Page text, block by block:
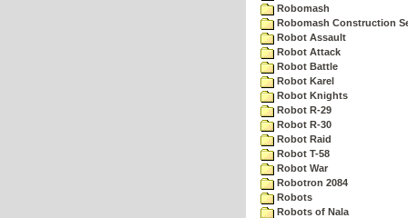
Robomash
Robomash Construction
Robot Assault
Robot Attack
Robot Battle
Robot Karel
Robot Knights
Robot R-29
Robot R-30
Robot Raid
Robot T-58
Robot War
Robotron 2084
Robots
Robots of Nala